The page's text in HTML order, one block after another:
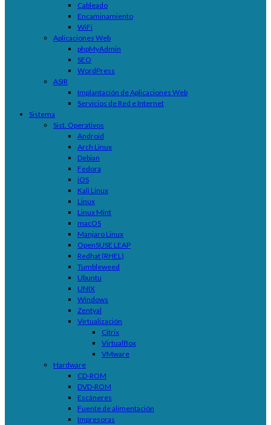
Cableado
Encaminamiento
WiFi
Aplicaciones Web
phpMyAdmin
SEO
WordPress
ASIR
Implantación de Aplicaciones Web
Servicios de Red e Internet
Sistema
Sist. Operativos
Android
Arch Linux
Debian
Fedora
iOS
Kali Linux
Linux
Linux Mint
macOS
Manjaro Linux
OpenSUSE LEAP
Redhat (RHEL)
Tumbleweed
Ubuntu
UNIX
Windows
Zentyal
Virtualización
Citrix
VirtualBox
VMware
Hardware
CD-ROM
DVD-ROM
Escáneres
Fuente de alimentación
Impresoras